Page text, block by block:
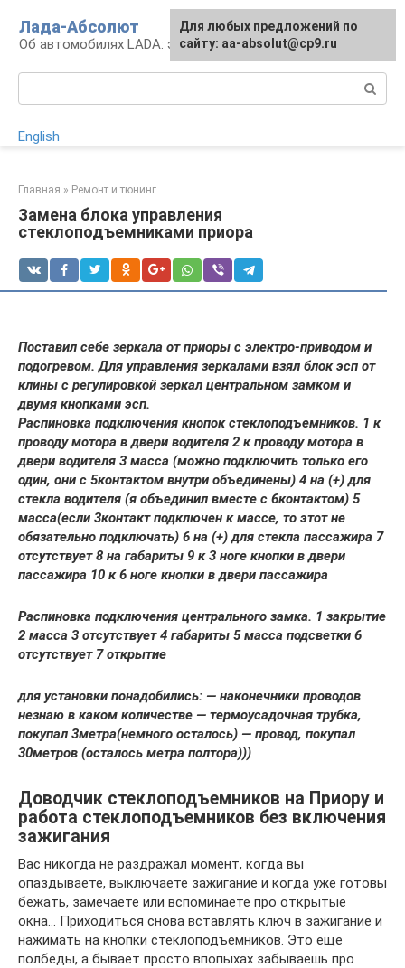
контенту
Лада-Абсолют
Об автомобилях LADA: эксплуатация и сервис
English
Главная » Ремонт и тюнинг
Замена блока управления
стеклоподъемниками приора
Поставил себе зеркала от приоры с электро-приводом и
подогревом. Для управления зеркалами взял блок эсп от
клины с регулировкой зеркал центральном замком и
двумя кнопками эсп.
Распиновка подключения кнопок стеклоподъемников. 1 к
проводу мотора в двери водителя 2 к проводу мотора в
двери водителя 3 масса (можно подключить только его
один, они с 5контактом внутри объединены) 4 на (+) для
стекла водителя (я объединил вместе с 6контактом) 5
масса(если 3контакт подключен к массе, то этот не
обязательно подключать) 6 на (+) для стекла пассажира 7
отсутствует 8 на габариты 9 к 3 ноге кнопки в двери
пассажира 10 к 6 ноге кнопки в двери пассажира
Распиновка подключения центрального замка. 1 закрытие
2 масса 3 отсутствует 4 габариты 5 масса подсветки 6
отсутствует 7 открытие
для установки понадобились: — наконечники проводов
незнаю в каком количестве — термоусадочная трубка,
покупал 3метра(немного осталось) — провод, покупал
30метров (осталось метра полтора)))
Доводчик стеклоподъемников на Приору и
работа стеклоподъемников без включения
зажигания
Вас никогда не раздражал момент, когда вы
опаздываете, выключаете зажигание и когда уже готовы
бежать, замечаете или вспоминаете про открытые
окна… Приходиться снова вставлять ключ в зажигание и
нажимать на кнопки стеклоподъемников. Это еще
полбеды, а бывает просто впопыхах забываешь про
Для любых предложений по
сайту: aa-absolut@cp9.ru